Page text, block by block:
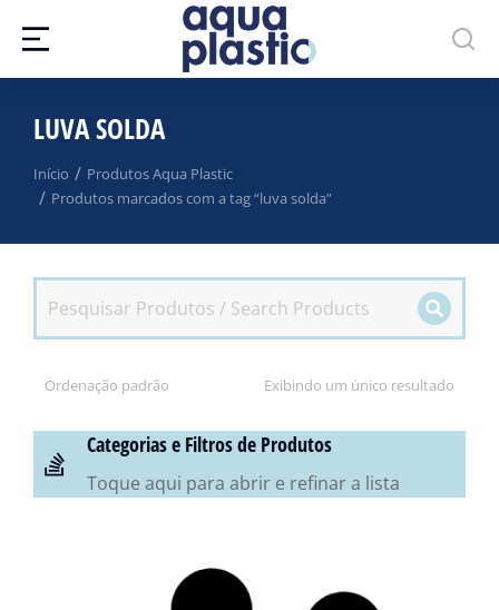
LUVA SOLDA
Você está aqui:
Início
Produtos Aqua Plastic
Produtos marcados com a tag “luva solda”
Exibindo um único resultado
Categorias e Filtros de Produtos
Toque aqui para abrir e refinar a lista